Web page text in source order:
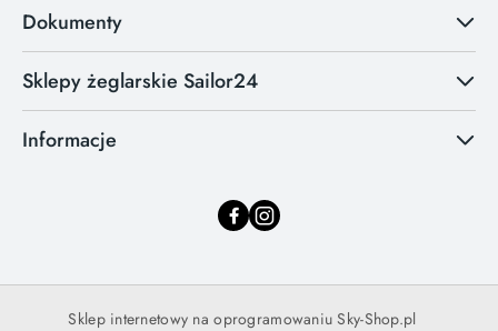
Dokumenty
Sklepy żeglarskie Sailor24
Informacje
Sklep internetowy na oprogramowaniu Sky-Shop.pl